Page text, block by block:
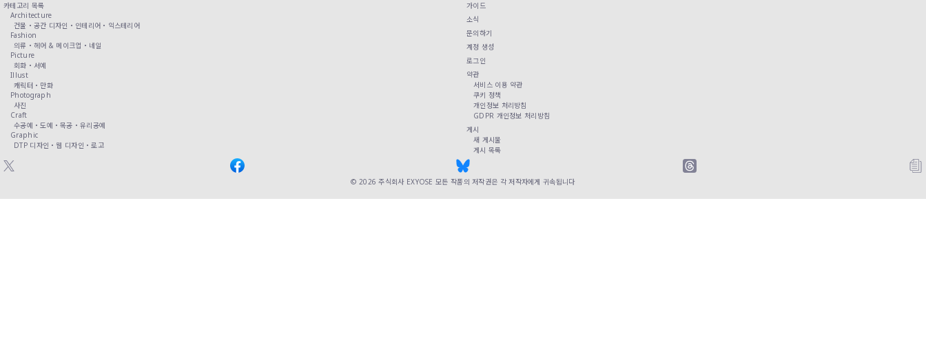
카테고리 목록
Architecture
건물・ 공간 디자인・ 인테리어・ 익스테리어
Fashion
의류・ 헤어 & 메이크업・ 네일
Picture
회화・ 서예
Illust
캐릭터・ 만화
Photograph
사진
Craft
수공예・도예・목공・유리공예
Graphic
DTP 디자인・웹 디자인・로고
가이드
소식
문의하기
계정 생성
로그인
약관
서비스 이용 약관
쿠키 정책
개인정보 처리방침
GDPR 개인정보 처리방침
게시
새 게시물
게시 목록
© 2026주식회사 EXYOSE 모든 작품의 저작권은 각 저작자에게 귀속됩니다